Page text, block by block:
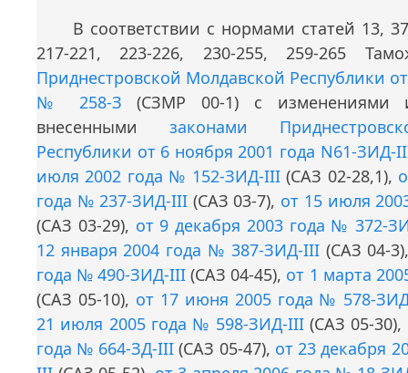
В соответствии с нормами статей 13,
217-221, 223-226, 230-255, 259-265
Приднестровской Молдавской Республики
№ 258-З (СЗМР 00-1) с изменениями
внесенными законами
Республики от 6 ноября 2001 года N61-ЗИД-
июля 2002 года № 152-ЗИД-III(CАЗ 02-28,1),
года № 237-ЗИД-III (САЗ 03-7), от 15 июля
(САЗ 03-29), от 9 декабря 2003 года № 372-
12 января 2004 года № 387-ЗИД-III (САЗ 04-
года № 490-ЗИД-III (САЗ 04-45), от 1 марта
(САЗ 05-10), от 17 июня 2005 года № 578-
21 июля 2005 года № 598-ЗИД-III(САЗ 05-30),
года № 664-ЗД-III(САЗ 05-47), от 23 декабря